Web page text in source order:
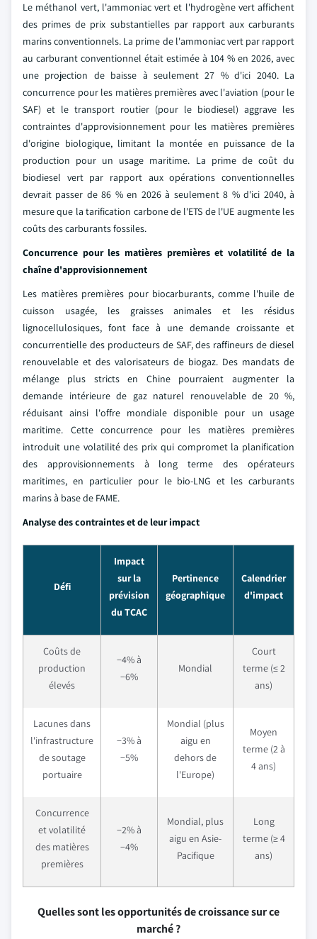
Le méthanol vert, l'ammoniac vert et l'hydrogène vert affichent
des primes de prix substantielles par rapport aux carburants
marins conventionnels. La prime de l'ammoniac vert par rapport
au carburant conventionnel était estimée à 104 % en 2026, avec
une projection de baisse à seulement 27 % d'ici 2040. La
concurrence pour les matières premières avec l'aviation (pour le
SAF) et le transport routier (pour le biodiesel) aggrave les
contraintes d'approvisionnement pour les matières premières
d'origine biologique, limitant la montée en puissance de la
production pour un usage maritime. La prime de coût du
biodiesel vert par rapport aux opérations conventionnelles
devrait passer de 86 % en 2026 à seulement 8 % d'ici 2040, à
mesure que la tarification carbone de l'ETS de l'UE augmente les
coûts des carburants fossiles.
Concurrence pour les matières premières et volatilité de la
chaîne d'approvisionnement
Les matières premières pour biocarburants, comme l'huile de
cuisson usagée, les graisses animales et les résidus
lignocellulosiques, font face à une demande croissante et
concurrentielle des producteurs de SAF, des raffineurs de diesel
renouvelable et des valorisateurs de biogaz. Des mandats de
mélange plus stricts en Chine pourraient augmenter la
demande intérieure de gaz naturel renouvelable de 20 %,
réduisant ainsi l'offre mondiale disponible pour un usage
maritime. Cette concurrence pour les matières premières
introduit une volatilité des prix qui compromet la planification
des approvisionnements à long terme des opérateurs
maritimes, en particulier pour le bio-LNG et les carburants
marins à base de FAME.
Analyse des contraintes et de leur impact
Défi
Impact
sur la
prévision
du TCAC
Pertinence
géographique
Calendrier
d'impact
Coûts de
production
élevés
−4% à
−6%
Mondial
Court
terme (≤ 2
ans)
Lacunes dans
l'infrastructure
de soutage
portuaire
−3% à
−5%
Mondial (plus
aigu en
dehors de
l'Europe)
Moyen
terme (2 à
4 ans)
Concurrence
et volatilité
des matières
premières
−2% à
−4%
Mondial, plus
aigu en Asie-
Pacifique
Long
terme (≥ 4
ans)
Quelles sont les opportunités de croissance sur ce
marché ?